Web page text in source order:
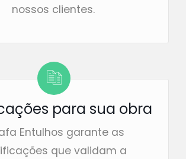
nossos clientes.
para sua obra
Entulhos garante as
que validam a